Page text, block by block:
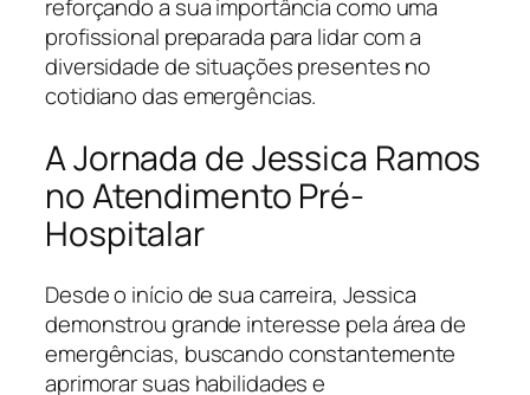
reforçando a sua importância como uma
profissional preparada para lidar com a
diversidade de situações presentes no
cotidiano das emergências.
A Jornada de Jessica Ramos
no Atendimento Pré-
Hospitalar
Desde o início de sua carreira, Jessica
demonstrou grande interesse pela área de
emergências, buscando constantemente
aprimorar suas habilidades e